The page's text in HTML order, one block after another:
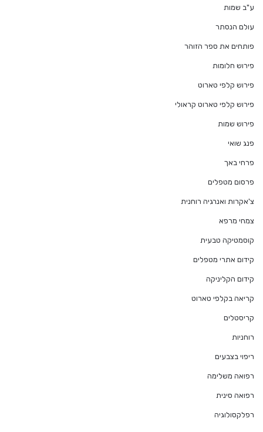
ע"ב שמות
עולם הנסתר
פותחים את ספר הזוהר
פירוש חלומות
פירוש קלפי טארוט
פירוש קלפי טארוט קראולי
פירוש שמות
פנג שואי
פרחי באך
פרסום מטפלים
צ'אקרות ואנרגיה רוחנית
צמחי מרפא
קוסמטיקה טבעית
קידום אתרי מטפלים
קידום הקליניקה
קריאה בקלפי טארוט
קריסטלים
רוחניות
ריפוי בצבעים
רפואה משלימה
רפואה סינית
רפלקסולוגיה